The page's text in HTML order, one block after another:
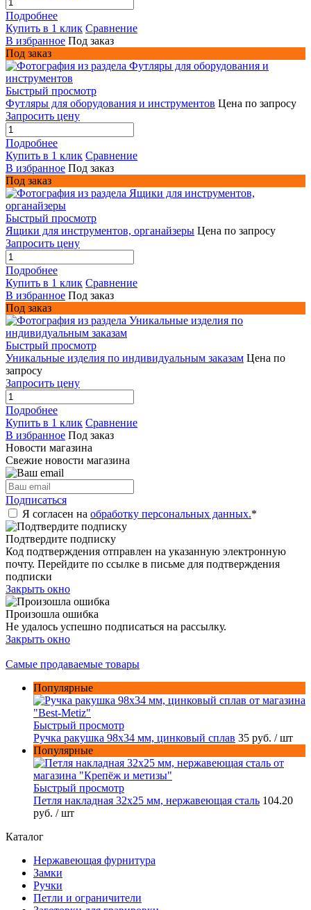
Подробнее
Купить в 1 клик Сравнение
В избранное Под заказ
Под заказ
Быстрый просмотр
Футляры для оборудования и инструментов Цена по запросу
Запросить цену
Подробнее
Купить в 1 клик Сравнение
В избранное Под заказ
Под заказ
Быстрый просмотр
Ящики для инструментов, органайзеры Цена по запросу
Запросить цену
Подробнее
Купить в 1 клик Сравнение
В избранное Под заказ
Под заказ
Быстрый просмотр
Уникальные изделия по индивидуальным заказам Цена по
запросу
Запросить цену
Подробнее
Купить в 1 клик Сравнение
В избранное Под заказ
Новости магазина
Свежие новости магазина
Подписаться
Я согласен на обработку персональных данных.*
Подтвердите подписку
Код подтверждения отправлен на указанную электронную
почту. Перейдите по ссылке в письме для подтверждения
подписки
Закрыть окно
Произошла ошибка
Не удалось успешно подписаться на рассылку.
Закрыть окно
Самые продаваемые товары
Популярные
Быстрый просмотр
Ручка ракушка 98x34 мм, цинковый сплав 35 руб. / шт
Популярные
Быстрый просмотр
Петля накладная 32х25 мм, нержавеющая сталь 104.20
руб. / шт
Каталог
Нержавеющая фурнитура
Замки
Ручки
Петли и ограничители